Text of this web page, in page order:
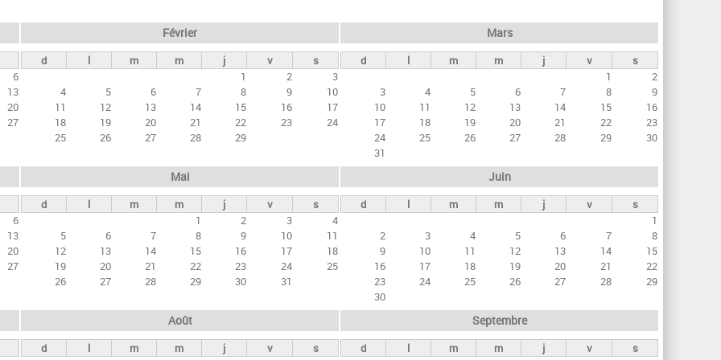
r
c
6
13
20
27
Février
d l m m j v
s
1
2
3
4
5 6 7 8 9
10
11
12 13 14 15 16
17
18
19 20 21 22 23
24
25
26 27 28 29
Mars
d l m m j v
s
1
2
3
4 5 6 7 8
9
10
11 12 13 14 15
16
17
18 19 20 21 22
23
24
25 26 27 28 29
30
31
6
13
20
27
Mai
d l m m j v
s
1
2 3
4
5
6 7 8 9 10
11
12
13 14 15 16 17
18
19
20 21 22 23 24
25
26
27 28 29 30 31
Juin
d l m m j v
s
1
2
3 4 5 6 7
8
9
10 11 12 13 14
15
16
17 18 19 20 21
22
23
24 25 26 27 28
29
30
Août
d l m m j v
s
Septembre
d l m m j v
s